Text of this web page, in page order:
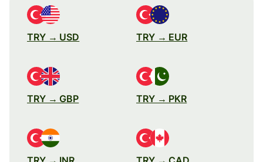
TRY → USD TRY → EUR
TRY → GBP TRY → PKR